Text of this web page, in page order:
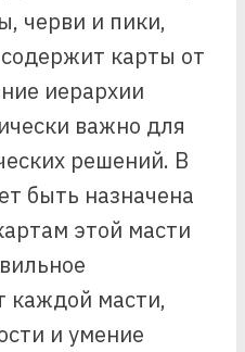
черви и пики,
карты от
иерархии
важно для
решений. В
быть назначена
этой масти
каждой масти,
и умение